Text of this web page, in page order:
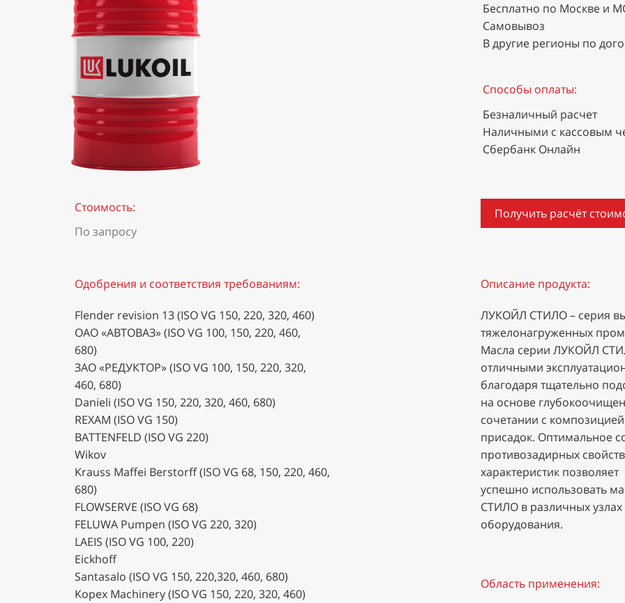
Бесплатно по Москве и
Самовывоз
В другие регионы по
Способы оплаты:
Безналичный расчет
Наличными с кассовым
Сбербанк Онлайн
Стоимость:
По запросу
Получить расчёт
Одобрения и соответствия требованиям:
Flender revision 13 (ISO VG 150, 220, 320, 460)
ОАО «АВТОВАЗ» (ISO VG 100, 150, 220, 460,
680)
ЗАО «РЕДУКТОР» (ISO VG 100, 150, 220, 320,
460, 680)
Danieli (ISO VG 150, 220, 320, 460, 680)
REXAM (ISO VG 150)
BATTENFELD (ISO VG 220)
Wikov
Krauss Maffei Berstorff (ISO VG 68, 150, 220, 460,
680)
FLOWSERVE (ISO VG 68)
FELUWA Pumpen (ISO VG 220, 320)
LAEIS (ISO VG 100, 220)
Eickhoff
Santasalo (ISO VG 150, 220,320, 460, 680)
Kopex Machinery (ISO VG 150, 220, 320, 460)
Описание продукта:
ЛУКОЙЛ СТИЛО – серия
тяжелонагруженных
Масла серии ЛУКОЙЛ
отличными
благодаря тщательно
на основе
сочетании с
присадок. Оптимальное
противозадирных
характеристик позволяет
успешно использовать
СТИЛО в различных
оборудования.
Область применения: